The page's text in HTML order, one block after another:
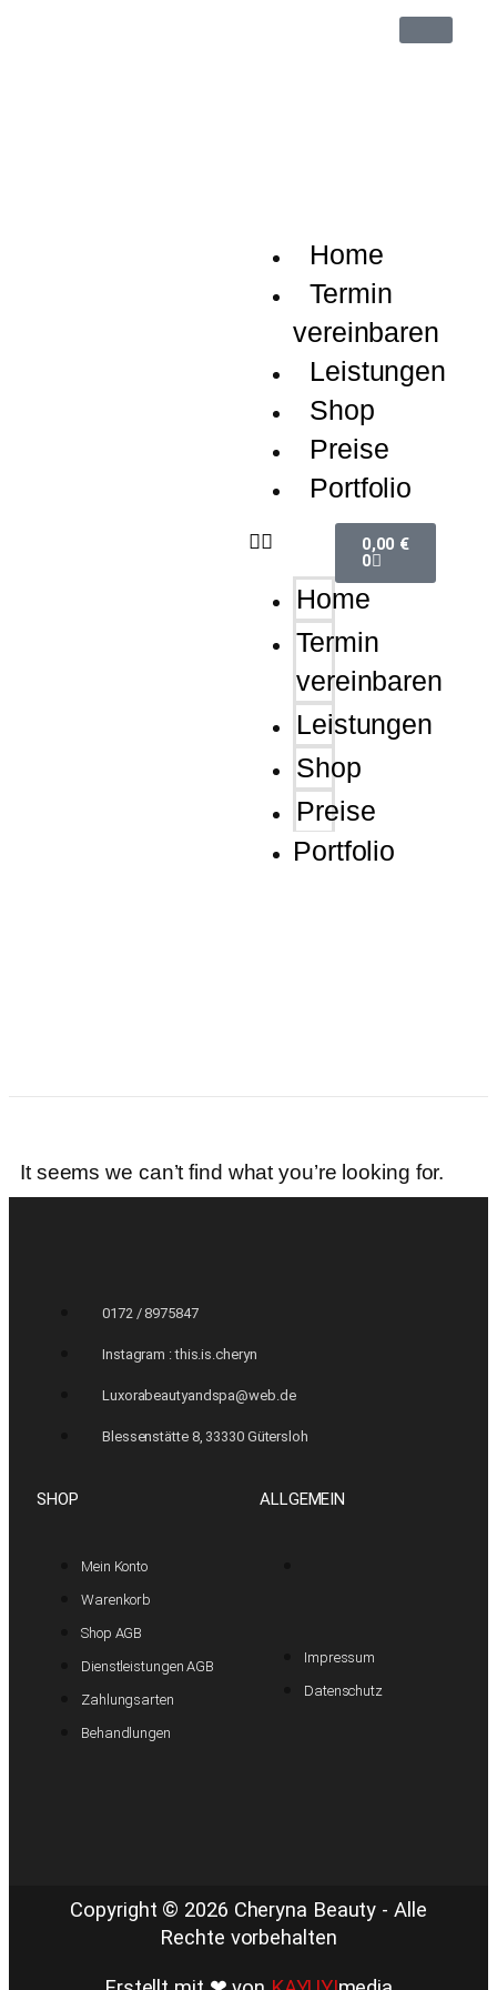
Home
Termin
vereinbaren
Leistungen
Shop
Preise
Portfolio
Home
Termin
vereinbaren
Leistungen
Shop
Preise
Portfolio
0,00 €
0
It seems we can’t find what you’re looking for.
0172 / 8975847
Instagram : this.is.cheryn
Luxorabeautyandspa@web.de
Blessenstätte 8, 33330 Gütersloh
SHOP
Mein Konto
Warenkorb
Shop AGB
Dienstleistungen AGB
Zahlungsarten
Behandlungen
ALLGEMEIN
Impressum
Datenschutz
Copyright © 2026 Cheryna Beauty - Alle
Rechte vorbehalten